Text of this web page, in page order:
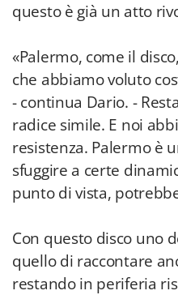
questo è già un atto
«Palermo, come il
che abbiamo voluto
- continua Dario. -
radice simile. E noi
resistenza. Palermo è
sfuggire a certe
punto di vista,
Con questo disco uno
quello di raccontare
restando in periferia